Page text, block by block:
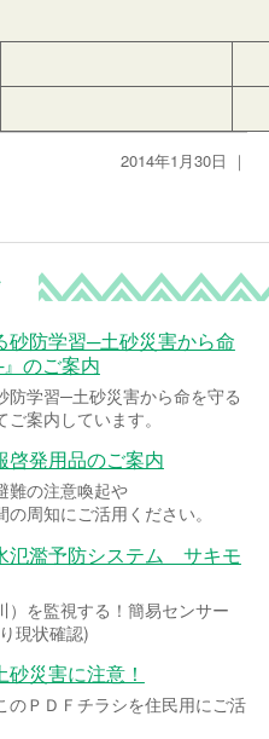
2014年1月30日 ｜
砂防学習─土砂災害から命
のご案内
防学習─土砂災害から命を守る
案内しています。
啓発用品のご案内
難の注意喚起や
周知にご活用ください。
氾濫予防システム サキモ
）を監視する！簡易センサー
現状確認)
災害に注意！
ＰＤＦチラシを住民用にご活